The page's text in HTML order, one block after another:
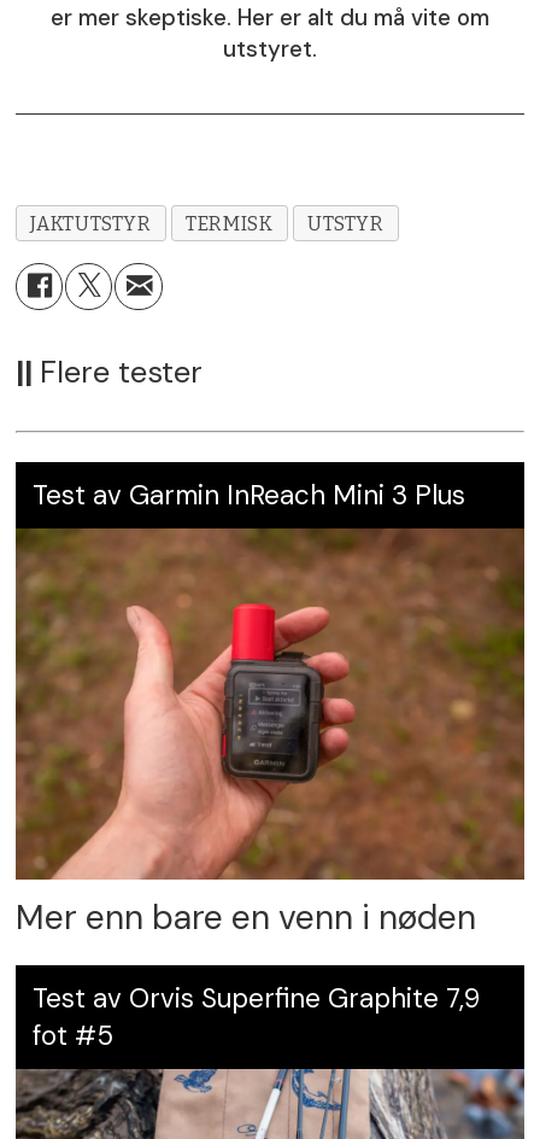
Leverandør:Norma AS, norma.as
er mer skeptiske. Her er alt du må vite om
utstyret.
JAKTUTSTYR TERMISK UTSTYR
|| Flere tester
Test av Garmin InReach Mini 3 Plus
Mer enn bare en venn i nøden
Test av Orvis Superfine Graphite 7,9
fot #5